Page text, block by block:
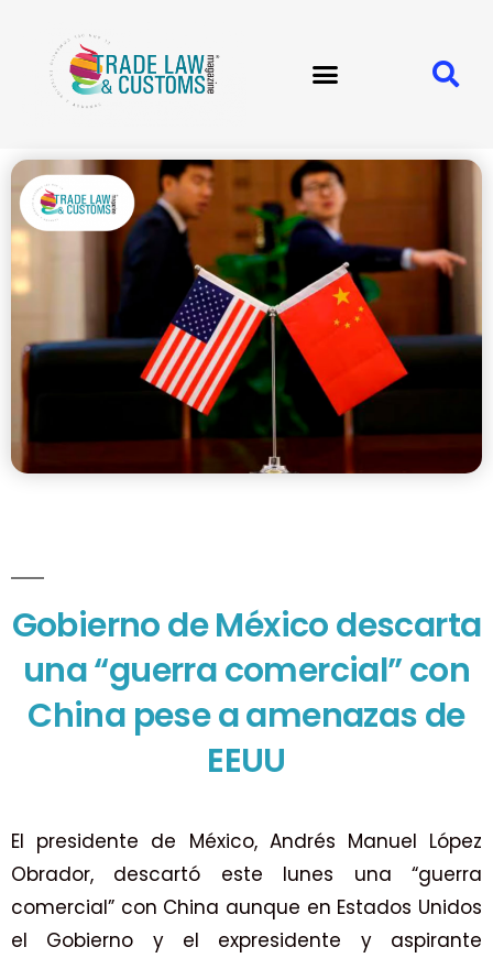
Gobierno de México descarta
una “guerra comercial” con
China pese a amenazas de
EEUU
El presidente de México, Andrés Manuel López
Obrador, descartó este lunes una “guerra
comercial” con China aunque en Estados Unidos
el Gobierno y el expresidente y aspirante